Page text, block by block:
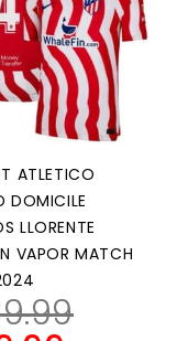
ATLETICO
DOMICILE
LLORENTE
VAPOR MATCH